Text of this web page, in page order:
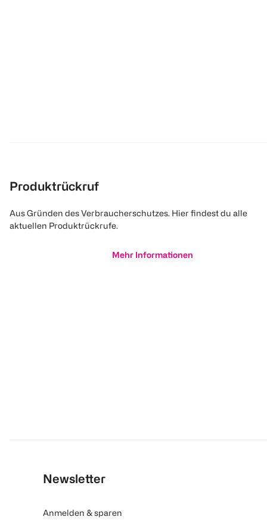
Produktrückruf
Aus Gründen des Verbraucherschutzes. Hier findest du alle
aktuellen Produktrückrufe.
Mehr Informationen
Newsletter
Anmelden & sparen